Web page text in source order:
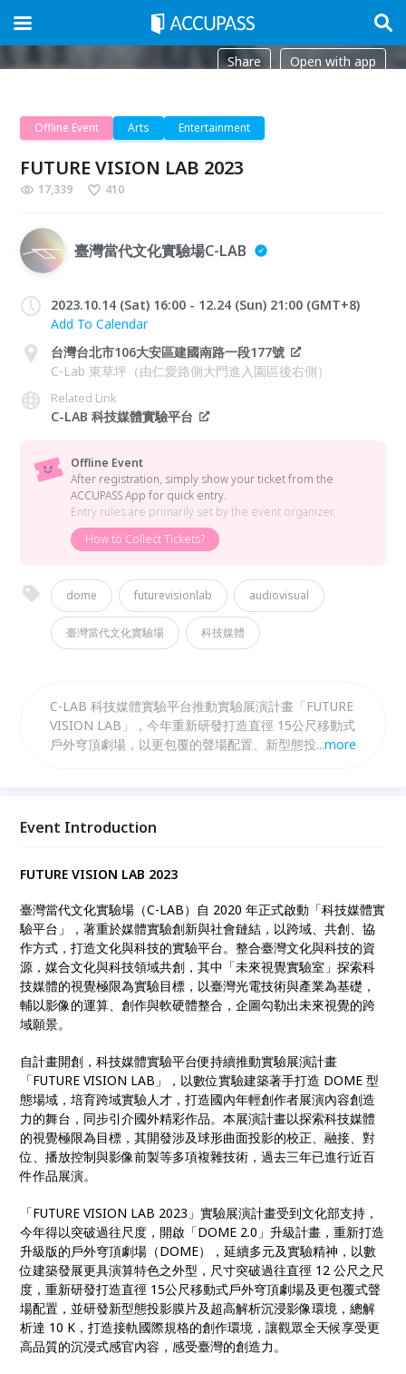
Share Open with app
Offline Event Arts Entertainment
FUTURE VISION LAB 2023
17,339 410
臺灣當代文化實驗場C-LAB
2023.10.14 (Sat) 16:00 - 12.24 (Sun) 21:00 (GMT+8)
Add To Calendar
台灣台北市106大安區建國南路一段177號
C-Lab 東草坪（由仁愛路側大門進入園區後右側）
Related Link
C-LAB 科技媒體實驗平台
Offline Event
After registration, simply show your ticket from the
ACCUPASS App for quick entry.
Entry rules are primarily set by the event organizer.
How to Collect Tickets?
dome futurevisionlab audiovisual
臺灣當代文化實驗場 科技媒體
C-LAB 科技媒體實驗平台推動實驗展演計畫「FUTURE
VISION LAB」，今年重新研發打造直徑 15公尺移動式
戶外穹頂劇場，以更包覆的聲場配置、新型態投影膜片
「FUTURE VISION LAB 2023」，自10月14日起至12
...more
Event Introduction
FUTURE VISION LAB 2023
臺灣當代文化實驗場（C-LAB）自 2020 年正式啟動「科技媒體實
驗平台」，著重於媒體實驗創新與社會鏈結，以跨域、共創、協
作方式，打造文化與科技的實驗平台。整合臺灣文化與科技的資
源，媒合文化與科技領域共創，其中「未來視覺實驗室」探索科
技媒體的視覺極限為實驗目標，以臺灣光電技術與產業為基礎，
輔以影像的運算、創作與軟硬體整合，企圖勾勒出未來視覺的跨
域願景。
自計畫開創，科技媒體實驗平台便持續推動實驗展演計畫
「FUTURE VISION LAB」，以數位實驗建築著手打造 DOME 型
態場域，培育跨域實驗人才，打造國內年輕創作者展演內容創造
力的舞台，同步引介國外精彩作品。本展演計畫以探索科技媒體
的視覺極限為目標，其開發涉及球形曲面投影的校正、融接、對
位、播放控制與影像前製等多項複雜技術，過去三年已進行近百
件作品展演。
「FUTURE VISION LAB 2023」實驗展演計畫受到文化部支持，
今年得以突破過往尺度，開啟「DOME 2.0」升級計畫，重新打造
升級版的戶外穹頂劇場（DOME），延續多元及實驗精神，以數
位建築發展更具演算特色之外型，尺寸突破過往直徑 12 公尺之尺
度，重新研發打造直徑 15公尺移動式戶外穹頂劇場及更包覆式聲
場配置，並研發新型態投影膜片及超高解析沉浸影像環境，總解
析達 10 K，打造接軌國際規格的創作環境，讓觀眾全天候享受更
高品質的沉浸式感官內容，感受臺灣的創造力。